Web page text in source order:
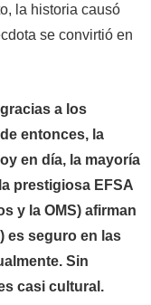
la historia causó
se convirtió en
a los
entonces, la
en día, la mayoría
prestigiosa EFSA
y la OMS) afirman
es seguro en las
Sin
casi cultural.